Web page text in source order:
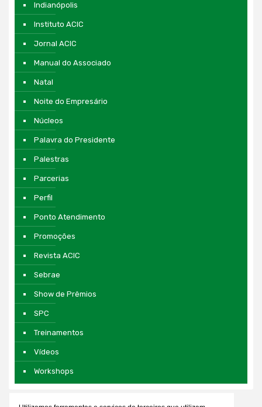
Indianópolis
Instituto ACIC
Jornal ACIC
Manual do Associado
Natal
Noite do Empresário
Núcleos
Palavra do Presidente
Palestras
Parcerias
Perfil
Ponto Atendimento
Promoções
Revista ACIC
Sebrae
Show de Prêmios
SPC
Treinamentos
Vídeos
Workshops